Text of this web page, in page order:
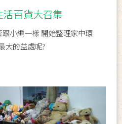
活百貨大召集
小編一樣 開始整理家中環
大的益處呢?